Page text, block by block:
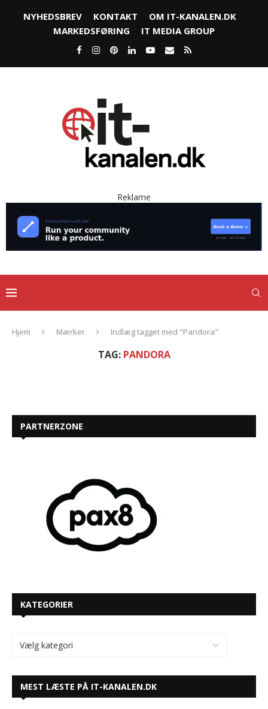
NYHEDSBREV KONTAKT
OM IT-KANALEN.DK
MARKEDSFØRING
IT MEDIA GROUP
Reklame
Hjem Mærker Indlæg tagget med "Pandora"
TAG: PANDORA
PARTNERZONE
KATEGORIER
MEST LÆSTE PÅ IT-KANALEN.DK